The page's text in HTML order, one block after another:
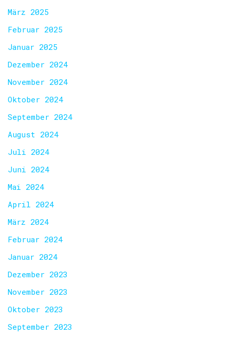
März 2025
Februar 2025
Januar 2025
Dezember 2024
November 2024
Oktober 2024
September 2024
August 2024
Juli 2024
Juni 2024
Mai 2024
April 2024
März 2024
Februar 2024
Januar 2024
Dezember 2023
November 2023
Oktober 2023
September 2023